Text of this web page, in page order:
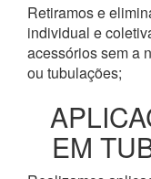
Retiramos e
individual e
acessórios sem a
ou tubulações;
EM